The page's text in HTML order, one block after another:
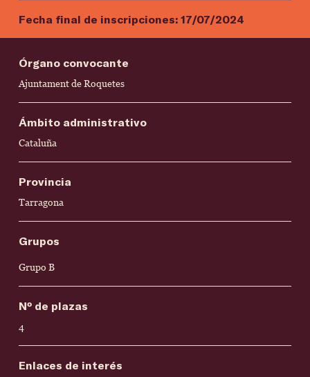
Fecha final de inscripciones: 17/07/2024
Órgano convocante
Ajuntament de Roquetes
Ámbito administrativo
Cataluña
Provincia
Tarragona
Grupos
Grupo B
Nº de plazas
4
Enlaces de interés